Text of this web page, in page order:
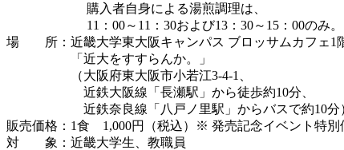
購入者自身による湯煎調理は、
11：00～11：30および13：30～15：00のみ。
場 所：近畿大学東大阪キャンパス ブロッサムカフェ1
「近大をすすらんか。」
（大阪府東大阪市小若江3-4-1、
近鉄大阪線「長瀬駅」から徒歩約10分、
近鉄奈良線「八戸ノ里駅」からバスで約10分
販売価格：1食 1,000円（税込）※ 発売記念イベント特別
対 象：近畿大学生、教職員